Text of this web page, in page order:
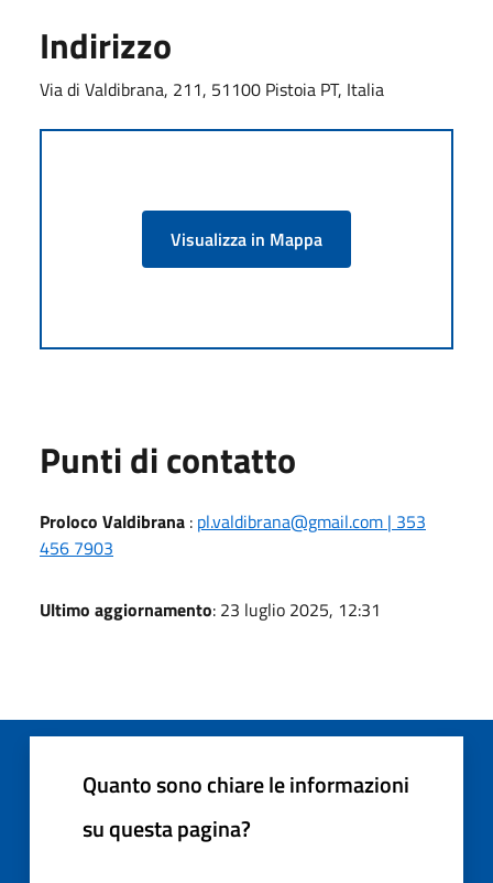
Indirizzo
Via di Valdibrana, 211, 51100 Pistoia PT, Italia
Visualizza in Mappa
Punti di contatto
Proloco Valdibrana : pl.valdibrana@gmail.com | 353
456 7903
Ultimo aggiornamento: 23 luglio 2025, 12:31
Quanto sono chiare le informazioni
su questa pagina?